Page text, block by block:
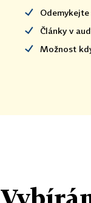
Články v
Možnost